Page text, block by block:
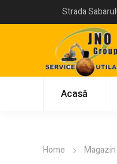
Strada
Acasă
Home